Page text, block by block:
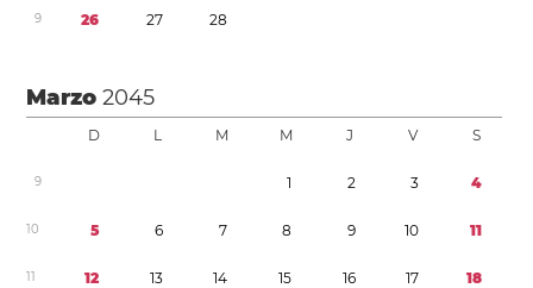
9 26 27 28
Marzo2045
D L M M J V S
9 1 2 3 4
10 5 6 7 8 9 10 11
11 12 13 14 15 16 17 18